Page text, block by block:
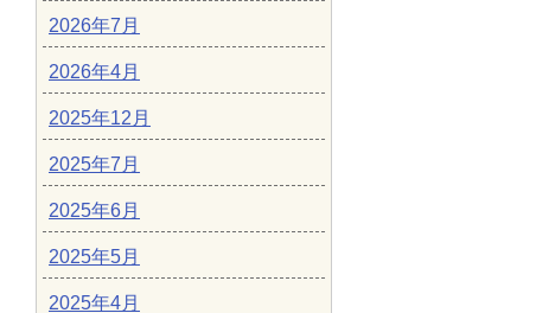
2026年7月
2026年4月
2025年12月
2025年7月
2025年6月
2025年5月
2025年4月